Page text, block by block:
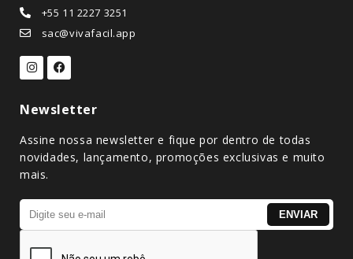
+55 11 2227 3251
sac@vivafacil.app
Newsletter
Assine nossa newsletter e fique por dentro de todas
novidades, lançamento, promoções exclusivas e muito
mais.